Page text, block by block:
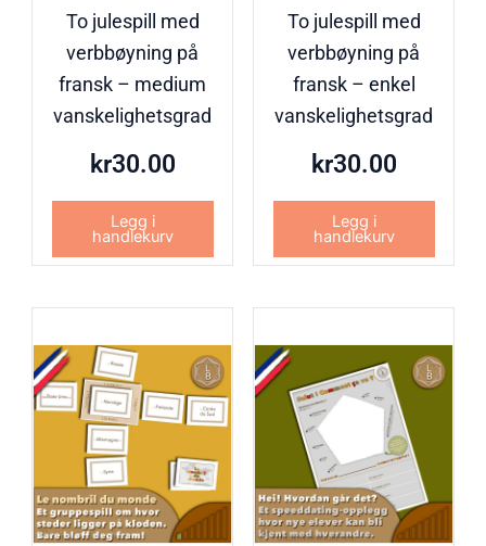
To julespill med
verbbøyning på
fransk – medium
vanskelighetsgrad
kr30.00
Legg i
handlekurv
To julespill med
verbbøyning på
fransk – enkel
vanskelighetsgrad
kr30.00
Legg i
handlekurv